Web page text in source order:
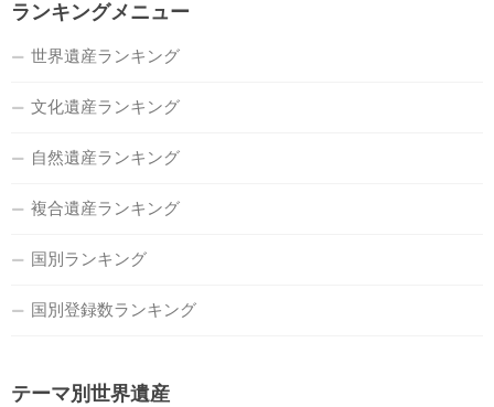
ランキングメニュー
世界遺産ランキング
文化遺産ランキング
自然遺産ランキング
複合遺産ランキング
国別ランキング
国別登録数ランキング
テーマ別世界遺産